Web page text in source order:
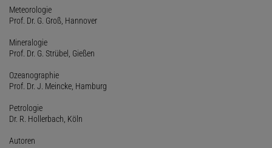
Meteorologie
Prof. Dr. G. Groß, Hannover
Mineralogie
Prof. Dr. G. Strübel, Gießen
Ozeanographie
Prof. Dr. J. Meincke, Hamburg
Petrologie
Dr. R. Hollerbach, Köln
Autoren